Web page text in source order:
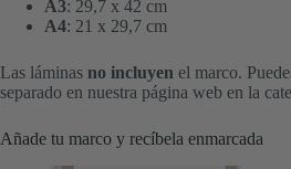
A3: 29,7 x 42 cm
A4: 21 x 29,7 cm
Las láminas no incluyen el marco.
separado en nuestra página web en la
Añade tu marco y recíbela enmarcada